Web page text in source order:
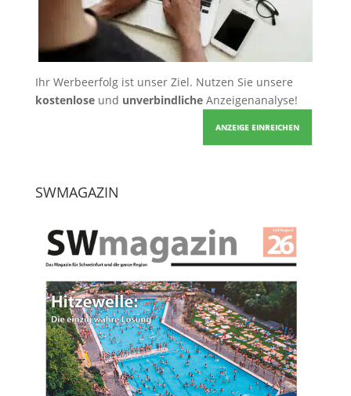
Ihr Werbeerfolg ist unser Ziel. Nutzen Sie unsere
kostenloseund unverbindlicheAnzeigenanalyse!
ANZEIGE EINREICHEN
SWMAGAZIN